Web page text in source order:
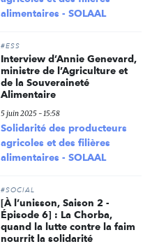
alimentaires - SOLAAL
#ESS
Interview d’Annie Genevard,
ministre de l’Agriculture et
de la Souveraineté
Alimentaire
5 juin 2025 - 15:58
Solidarité des producteurs
agricoles et des filières
alimentaires - SOLAAL
#SOCIAL
[À l’unisson, Saison 2 -
Épisode 6] : La Chorba,
quand la lutte contre la faim
nourrit la solidarité